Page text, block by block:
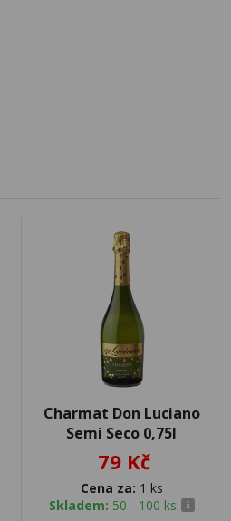
Charmat Don Luciano
Semi Seco 0,75l
79 Kč
Cena za: 1 ks
Skladem: 50 - 100 ks